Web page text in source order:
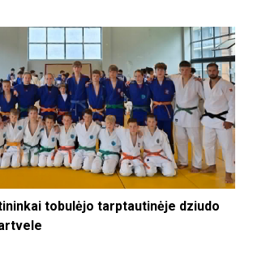
tobulėjo tarptautinėje dziudo